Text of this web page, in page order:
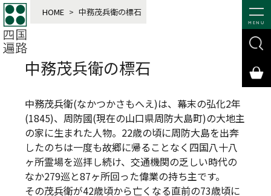
MENU
HOME > 中務茂兵衛の標石
中務茂兵衛の標石
中務茂兵衛(なかつかさもへえ)は、幕末の弘化2年
(1845)、周防國(現在の山口県周防大島町)の大地主
の家に生まれた人物。22歳の頃に周防大島を出奔
したのちは一度も故郷に帰ることなく四国八十八
ヶ所霊場を巡拝し続け、交通機関の乏しい時代の
なか279巡と87ヶ所回った偉業の持ち主です。
その茂兵衛が42歳頃から亡くなる直前の73歳頃に